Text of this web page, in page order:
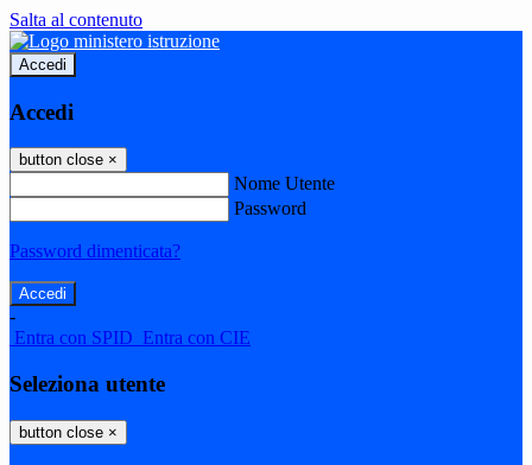
Salta al contenuto
Accedi
Accedi
button close ×
Nome Utente
Password
Password dimenticata?
-
Entra con SPID Entra con CIE
Seleziona utente
button close ×